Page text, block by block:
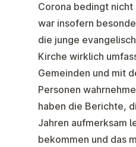
Corona bedingt
war insofern
die junge
Kirche wirklich
Gemeinden und mit
Personen
haben die Berichte,
Jahren aufmerksam
bekommen und das